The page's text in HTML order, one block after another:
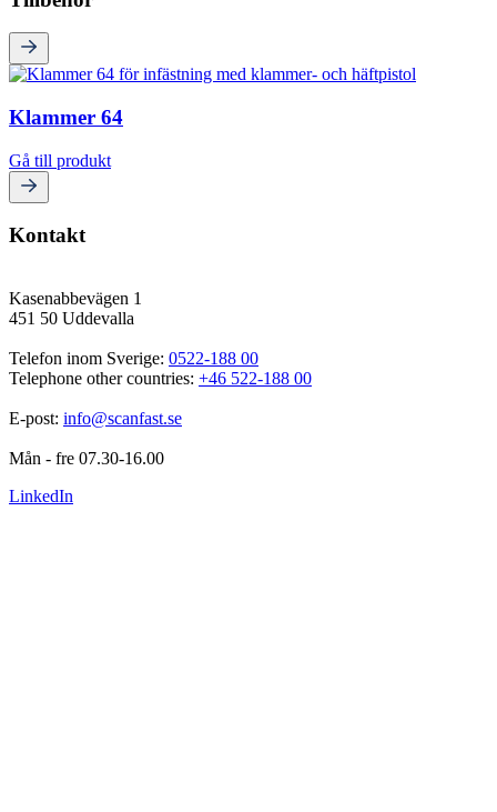
Klammer 64
Gå till produkt
Kontakt
Kasenabbevägen 1
451 50 Uddevalla
Telefon inom Sverige: 0522-188 00
Telephone other countries: +46 522-188 00
E-post: info@scanfast.se
Mån - fre 07.30-16.00
LinkedIn